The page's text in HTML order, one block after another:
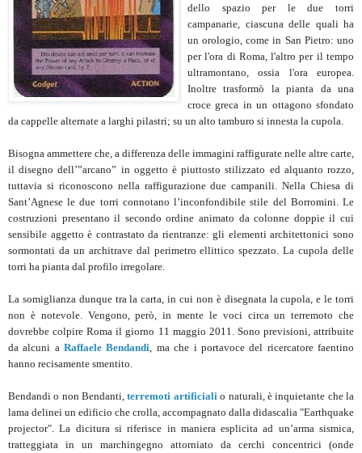
dello spazio per le due torri
campanarie, ciascuna delle quali ha
un orologio, come in San Pietro: uno
per l'ora di Roma, l'altro per il tempo
ultramontano, ossia l'ora europea.
Inoltre trasformò la pianta da una
croce greca in un ottagono sfondato
da cappelle alternate a larghi pilastri; su un alto tamburo si innesta la cupola.
Bisogna ammettere che, a differenza delle immagini raffigurate nelle altre carte,
il disegno dell’”arcano” in oggetto è piuttosto stilizzato ed alquanto rozzo,
tuttavia si riconoscono nella raffigurazione due campanili. Nella Chiesa di
Sant’Agnese le due torri connotano l’inconfondibile stile del Borromini. Le
costruzioni presentano il secondo ordine animato da colonne doppie il cui
sensibile aggetto è contrastato da rientranze: gli elementi architettonici sono
sormontati da un architrave dal perimetro ellittico spezzato. La cupola delle
torri ha pianta dal profilo irregolare.
La somiglianza dunque tra la carta, in cui non è disegnata la cupola, e le torri
non è notevole. Vengono, però, in mente le voci circa un terremoto che
dovrebbe colpire Roma il giorno 11 maggio 2011. Sono previsioni, attribuite
da alcuni aRaffaele Bendandi , ma che i portavoce del ricercatore faentino
hanno recisamente smentito.
Bendandi o non Bendanti,terremoti artificiali o naturali, è inquietante che la
lama delinei un edificio che crolla, accompagnato dalla didascalia "Earthquake
projector". La dicitura si riferisce in maniera esplicita ad un’arma sismica,
tratteggiata in un marchingegno attorniato da cerchi concentrici (onde